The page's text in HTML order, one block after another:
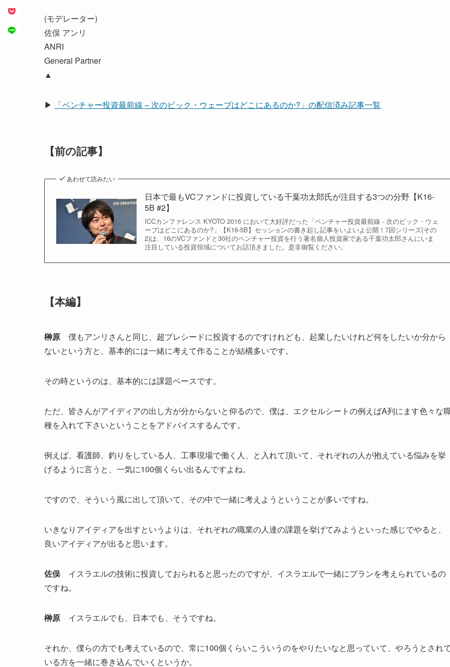
(モデレーター)
佐俣 アンリ
ANRI
General Partner
▲
▶ 「ベンチャー投資最前線 – 次のビック・ウェーブはどこにあるのか?」の配信済み記事一覧
【前の記事】
あわせて読みたい
日本で最もVCファンドに投資している千葉功太郎氏が注目する3つの分野【K16-
5B #2】
ICCカンファレンス KYOTO 2016 において大好評だった「ベンチャー投資最前線 - 次のビック・ウェ
ーブはどこにあるのか?」【K16-5B】セッションの書き起し記事をいよいよ公開！7回シリーズ(その
2)は、16のVCファンドと30社のベンチャー投資を行う著名個人投資家である千葉功太郎さんにいま
注目している投資領域についてお話頂きました。是非御覧ください。
【本編】
榊原 僕もアンリさんと同じ、超プレシードに投資するのですけれども、起業したいけれど何をしたいか分から
ないという方と、基本的には一緒に考えて作ることが結構多いです。
その時というのは、基本的には課題ベースです。
ただ、皆さんがアイディアの出し方が分からないと仰るので、僕は、エクセルシートの例えばA列にます色々な
種を入れて下さいということをアドバイスするんです。
例えば、看護師、釣りをしている人、工事現場で働く人、と入れて頂いて、それぞれの人が抱えている悩みを挙
げるように言うと、一気に100個くらい出るんですよね。
ですので、そういう風に出して頂いて、その中で一緒に考えようということが多いですね。
いきなりアイディアを出すというよりは、それぞれの職業の人達の課題を挙げてみようといった感じでやると、
良いアイディアが出ると思います。
佐俣イスラエルの技術に投資しておられると思ったのですが、イスラエルで一緒にプランを考えられているの
ですね。
榊原 イスラエルでも、日本でも、そうですね。
それか、僕らの方でも考えているので、常に100個くらいこういうのをやりたいなと思っていて、やろうとされ
いる方を一緒に巻き込んでいくというか。